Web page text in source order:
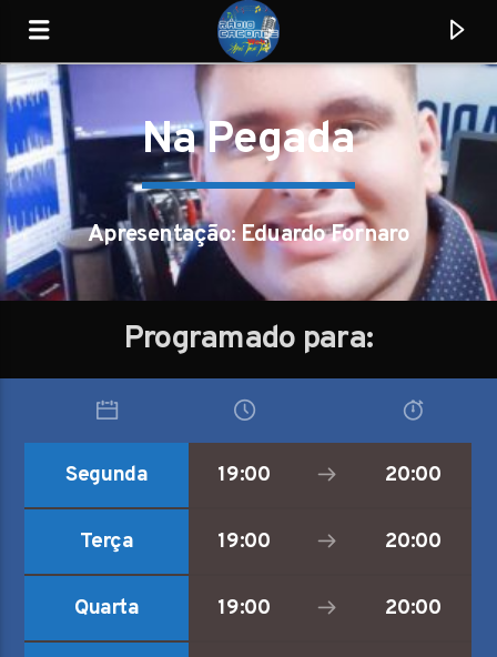
RCW
Aqui Toca Tudo!
0:00
NO AR
Insonia
02:00 06:00
Na Pegada
Apresentação: Eduardo Fornaro
Programado para:
Segunda 19:00 20:00
Terça 19:00 20:00
Quarta 19:00 20:00